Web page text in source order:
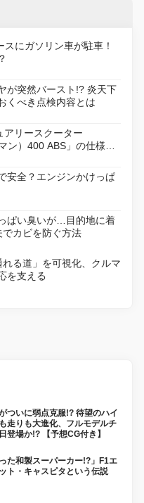
にガソリン車が駐車！
が突然バースト!? 炎天下
くべき点検内容とは
アリースクーター
ン）400 ABS」の仕様を
安全？エンジンかけっぱ
ぱい臭いが…目的地に着
でカビを防ぐ方法
る道」を可視化、クルマ
を支える
ついに弱点克服!? 待望のハイ
走りも大進化、フルモデルチ
登場か!? 【予想CG付き】
た和製スーパーカー!?」F1エ
ト・キャスピタという伝説